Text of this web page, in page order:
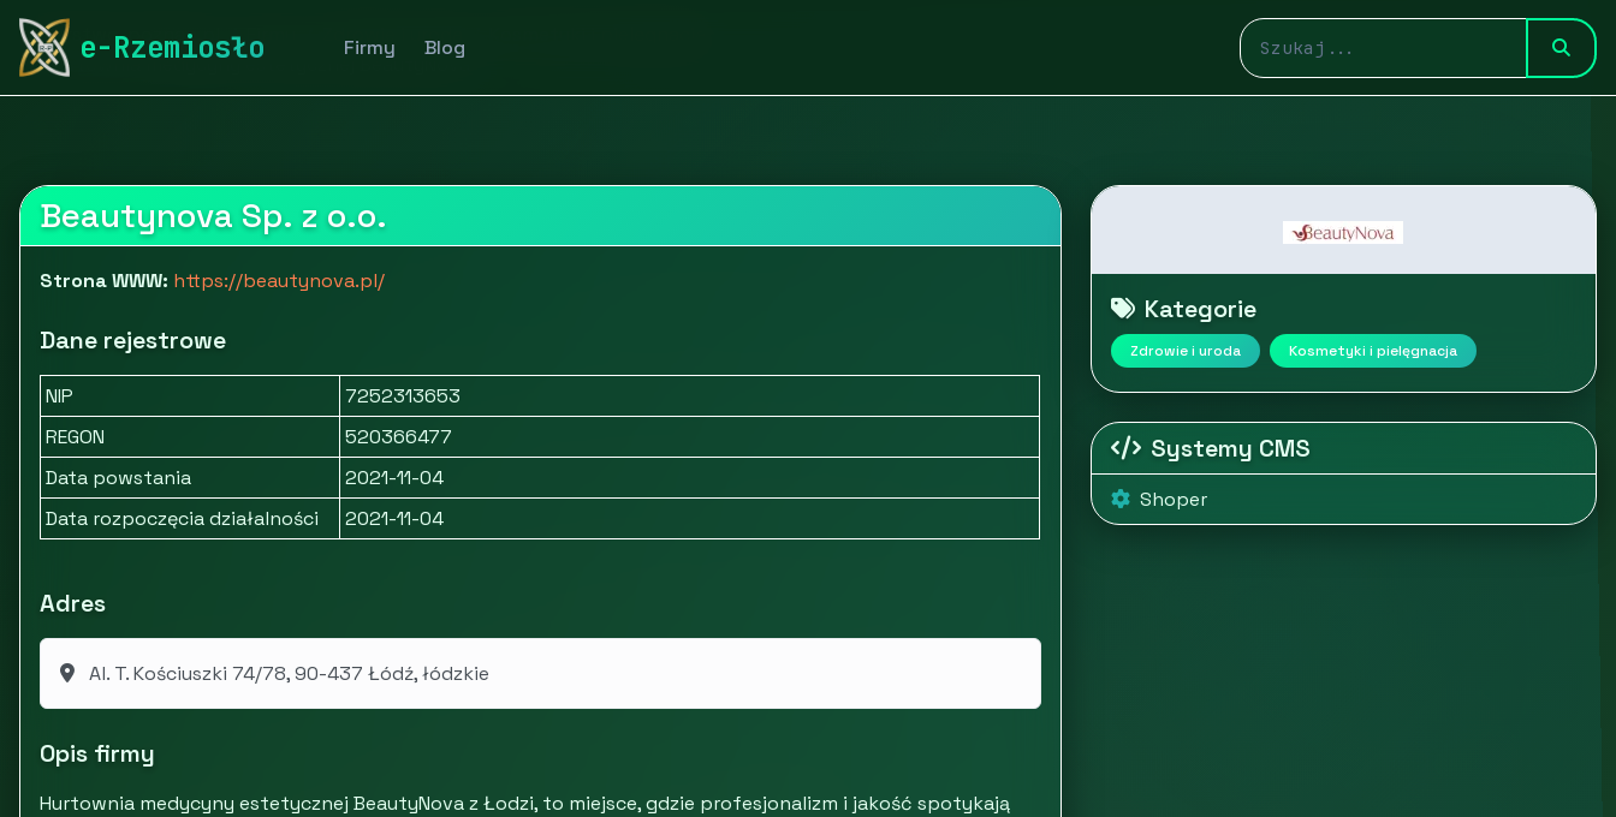
e-Rzemiosło Firmy Blog
rymarstwo-poznan.pl
Hurtownia medycyny estetycznej BeautyNova
Beautynova Sp. z o.o.
Strona WWW: https://beautynova.pl/
Dane rejestrowe
NIP
7252313653
REGON
520366477
Data powstania
2021-11-04
Data rozpoczęcia działalności
2021-11-04
Adres
Al. T. Kościuszki 74/78, 90-437 Łódź, łódzkie
Opis firmy
Hurtownia medycyny estetycznej BeautyNova z Łodzi, to miejsce, gdzie profesjonalizm i jakość spotykają
Kategorie
Zdrowie i uroda Kosmetyki i pielęgnacja
Systemy CMS
Shoper